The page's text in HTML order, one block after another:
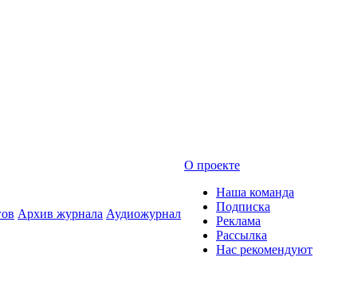
Архив журнала Аудиожурнал
О проекте
Наша команда
Подписка
Реклама
Рассылка
Нас рекомендуют